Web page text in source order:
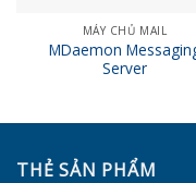
MÁY CHỦ MAIL
MDaemon
Server
THẺ SẢN PHẨM